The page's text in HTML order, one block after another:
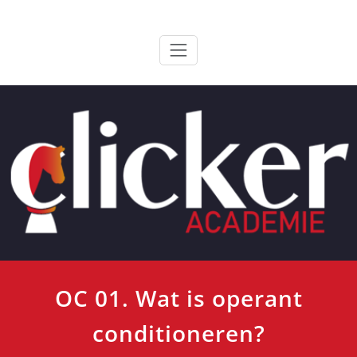
ClickerAcademie
OC 01. Wat is operant
conditioneren?